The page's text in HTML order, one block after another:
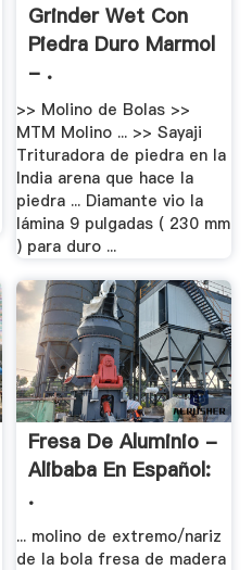
Grinder Wet Con
Piedra Duro Marmol
- .
>> Molino de Bolas >>
MTM Molino ... >> Sayaji
Trituradora de piedra en la
India arena que hace la
piedra ... Diamante vio la
lámina 9 pulgadas ( 230 mm
) para duro ...
Fresa De Aluminio -
Alibaba En Español:
.
... molino de extremo/nariz
de la bola fresa de madera